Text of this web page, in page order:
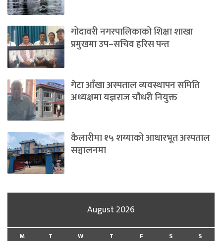
गोदावरी नगरपालिकाको शिक्षा शाखा
प्रमुखमा उप–सचिव हरिस पन्त
गेटा आँखा अस्पताल व्यवस्थापन समिति
अध्यक्षमा यज्ञराज चौधरी नियुक्त
कैलारीमा १५ शय्याको आधारभूत अस्पताल
सञ्चालनमा
August 2026
M T W T F S
S